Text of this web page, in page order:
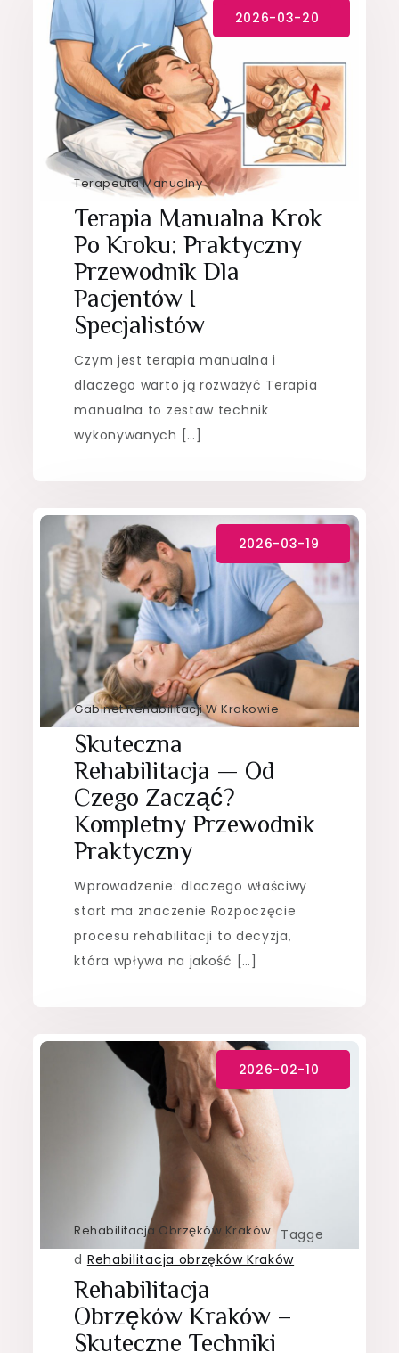
Terapeuta Manualny
Terapia Manualna Krok
Po Kroku: Praktyczny
Przewodnik Dla
Pacjentów I
Specjalistów
Czym jest terapia manualna i
dlaczego warto ją rozważyć Terapia
manualna to zestaw technik
wykonywanych […]
Gabinet Rehabilitacji W Krakowie
Skuteczna
Rehabilitacja — Od
Czego Zacząć?
Kompletny Przewodnik
Praktyczny
Wprowadzenie: dlaczego właściwy
start ma znaczenie Rozpoczęcie
procesu rehabilitacji to decyzja,
która wpływa na jakość […]
Rehabilitacja Obrzęków Kraków
Tagge
d Rehabilitacja obrzęków Kraków
Rehabilitacja
Obrzęków Kraków –
Skuteczne Techniki